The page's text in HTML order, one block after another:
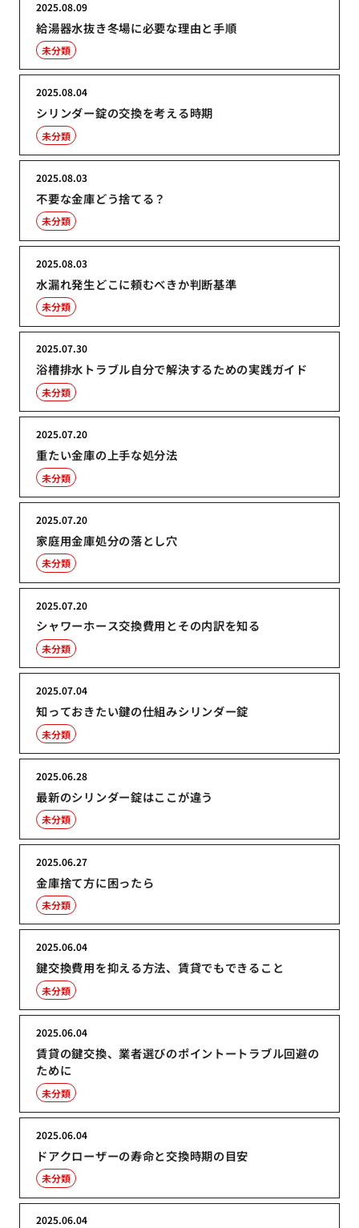
給湯器水抜き冬場に必要な理由と手順
2025.08.09
未分類
シリンダー錠の交換を考える時期
2025.08.04
未分類
不要な金庫どう捨てる？
2025.08.03
未分類
水漏れ発生どこに頼むべきか判断基準
2025.08.03
未分類
浴槽排水トラブル自分で解決するための実践ガイド
2025.07.30
未分類
重たい金庫の上手な処分法
2025.07.20
未分類
家庭用金庫処分の落とし穴
2025.07.20
未分類
シャワーホース交換費用とその内訳を知る
2025.07.20
未分類
知っておきたい鍵の仕組みシリンダー錠
2025.07.04
未分類
最新のシリンダー錠はここが違う
2025.06.28
未分類
金庫捨て方に困ったら
2025.06.27
未分類
鍵交換費用を抑える方法、賃貸でもできること
2025.06.04
未分類
賃貸の鍵交換、業者選びのポイントートラブル回避の
ために
2025.06.04
未分類
ドアクローザーの寿命と交換時期の目安
2025.06.04
未分類
2025.06.04